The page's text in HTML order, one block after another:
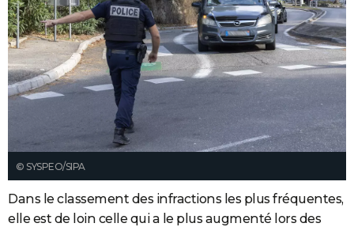
© SYSPEO/SIPA
Dans le classement des infractions les plus fréquentes,
elle est de loin celle qui a le plus augmenté lors des